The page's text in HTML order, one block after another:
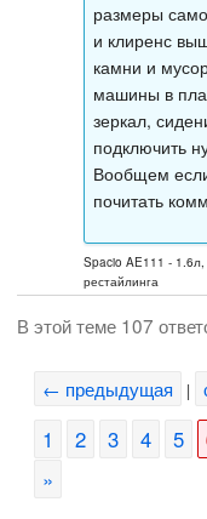
размеры
и клиренс
камни и
машины в
зеркал,
подключить
Вообщем
почитать
Spacio AE111 -
рестайлинга
В этой теме 107
← предыдущая |
1 2 3 4 5
»